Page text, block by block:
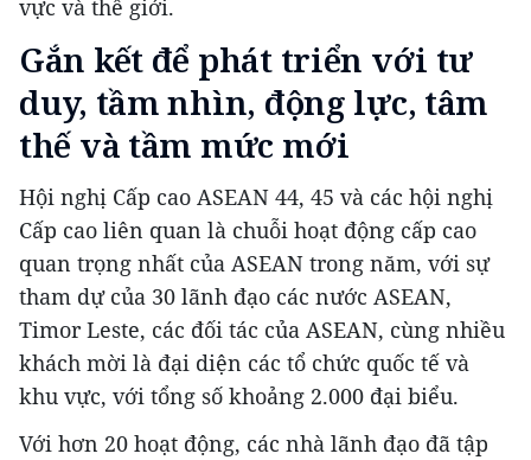
vực và thế giới.
Gắn kết để phát triển với tư
duy, tầm nhìn, động lực, tâm
thế và tầm mức mới
Hội nghị Cấp cao ASEAN 44, 45 và các hội nghị
Cấp cao liên quan là chuỗi hoạt động cấp cao
quan trọng nhất của ASEAN trong năm, với sự
tham dự của 30 lãnh đạo các nước ASEAN,
Timor Leste, các đối tác của ASEAN, cùng nhiều
khách mời là đại diện các tổ chức quốc tế và
khu vực, với tổng số khoảng 2.000 đại biểu.
Với hơn 20 hoạt động, các nhà lãnh đạo đã tập